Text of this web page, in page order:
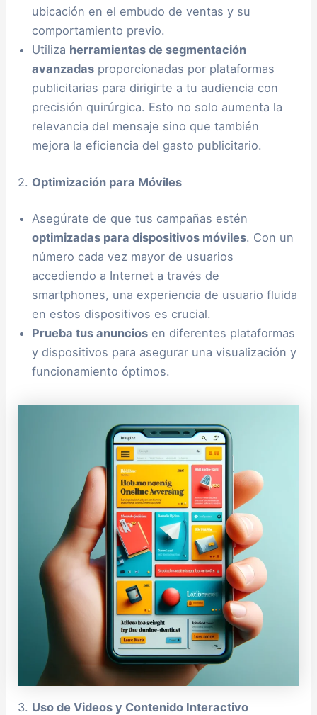
ubicación en el embudo de ventas y su
comportamiento previo.
Utiliza herramientas de segmentación
avanzadas proporcionadas por plataformas
publicitarias para dirigirte a tu audiencia con
precisión quirúrgica. Esto no solo aumenta la
relevancia del mensaje sino que también
mejora la eficiencia del gasto publicitario.
2. Optimización para Móviles
Asegúrate de que tus campañas estén
optimizadas para dispositivos móviles. Con un
número cada vez mayor de usuarios
accediendo a Internet a través de
smartphones, una experiencia de usuario fluida
en estos dispositivos es crucial.
Prueba tus anuncios en diferentes plataformas
y dispositivos para asegurar una visualización y
funcionamiento óptimos.
3. Uso de Videos y Contenido Interactivo